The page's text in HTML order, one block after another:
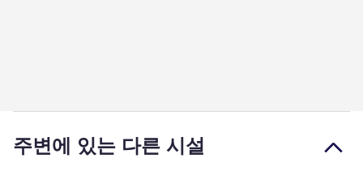
주변에 있는 다른 시설